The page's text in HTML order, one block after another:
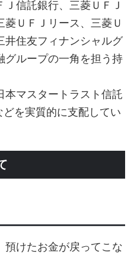
信託銀行、三菱ＵＦＪ
ＵＦＪリース、三菱Ｕ
井住友フィナンシャルグ
グループの一角を担う持
本マスタートラスト信託
を実質的に支配してい
預けたお金が戻ってこな